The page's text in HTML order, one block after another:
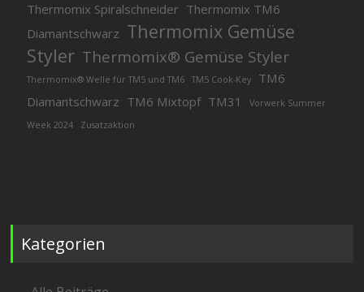
Thermomix Spiralschneider Thermomix TM6
Diamantschwarz Thermomix Gemüse
Styler Thermomix® Gemüse Styler
Thermomix® Welle für TM5 und TM6 TM5 Cook-Key
TM6
Diamantschwarz TM6 Mixtopf TM31
Vorwerk Summer
Week 2024
Zusatzaktion
Kategorien